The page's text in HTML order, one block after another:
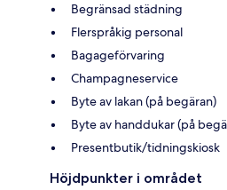
Begränsad städning
Flerspråkig personal
Bagageförvaring
Champagneservice
Byte av lakan (på begäran)
Byte av handdukar (på
Presentbutik/tidningskiosk
Höjdpunkter i området